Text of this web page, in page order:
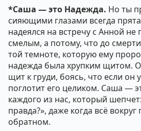
*Саша — это Надежда. Но ты
сияющими глазами всегда
надеялся на встречу с Анной не
смелым, а потому, что до
той темноте, которую ему
надежда была хрупким щитом.
щит к груди, боясь, что если он
поглотит его целиком. Саша —
каждого из нас, который
правда?», даже когда всё вокруг
обратном.